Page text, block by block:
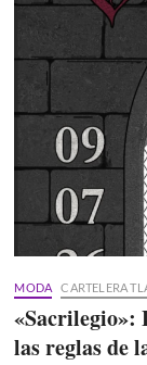
MODA CARTELERA
«Sacrilegio»:
las reglas de